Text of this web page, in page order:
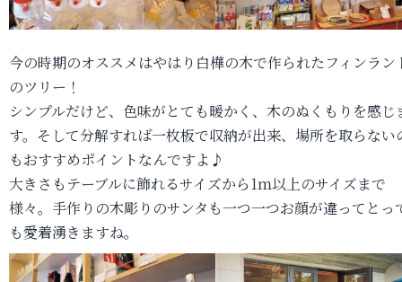
今の時期のオススメはやはり白樺の木で作られたフィンラン
のツリー！
シンプルだけど、色味がとても暖かく、木のぬくもりを感じ
す。そして分解すれば一枚板で収納が出来、場所を取らない
もおすすめポイントなんですよ♪
大きさもテーブルに飾れるサイズから1ｍ以上のサイズまで
様々。手作りの木彫りのサンタも一つ一つお顔が違ってとっ
も愛着湧きますね。